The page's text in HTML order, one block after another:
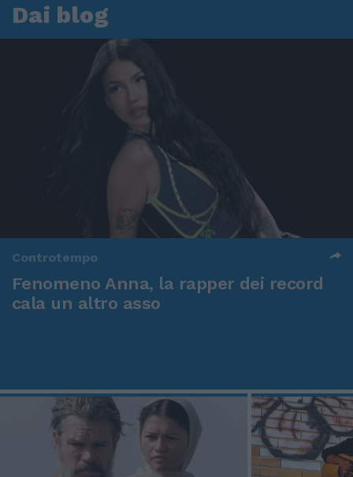
Dai blog
Controtempo
Fenomeno Anna, la rapper dei record
cala un altro asso